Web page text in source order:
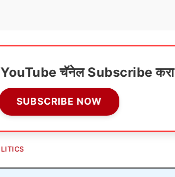
YouTube चॅनेल Subscribe करा
SUBSCRIBE NOW